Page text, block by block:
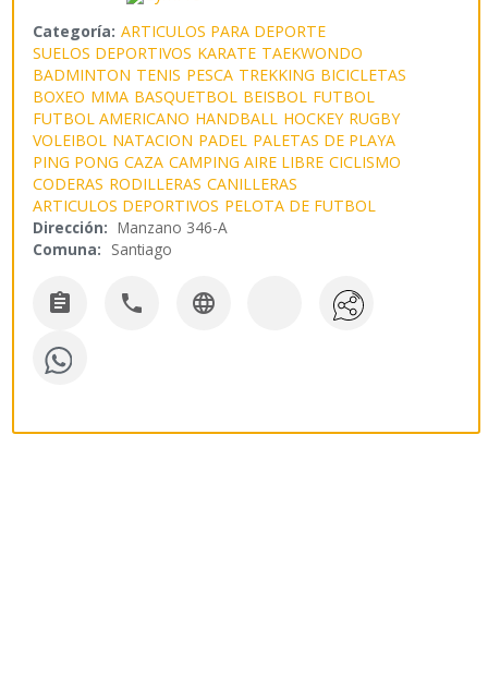
Categoría: ARTICULOS PARA DEPORTE
SUELOS DEPORTIVOS KARATE TAEKWONDO
BADMINTON TENIS PESCA TREKKING BICICLETAS
BOXEO MMA BASQUETBOL BEISBOL FUTBOL
FUTBOL AMERICANO HANDBALL HOCKEY RUGBY
VOLEIBOL NATACION PADEL PALETAS DE PLAYA
PING PONG CAZA CAMPING AIRE LIBRE CICLISMO
CODERAS RODILLERAS CANILLERAS
ARTICULOS DEPORTIVOS PELOTA DE FUTBOL
Dirección: Manzano 346-A
Comuna: Santiago
  